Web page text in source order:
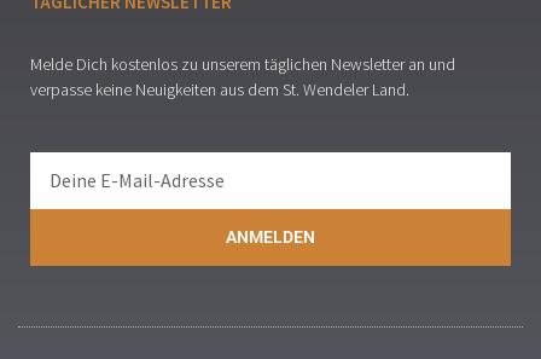
Melde Dich kostenlos zu unserem täglichen Newsletter an und
verpasse keine Neuigkeiten aus dem St. Wendeler Land.
ANMELDEN